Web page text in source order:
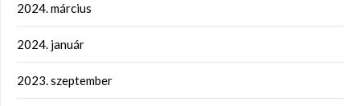
2024. március
2024. január
2023. szeptember